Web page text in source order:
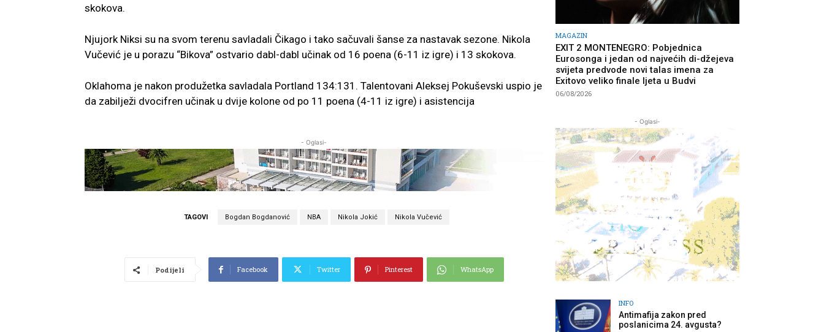
skokova.
Njujork Niksi su na svom terenu savladali Čikago i tako sačuvali šanse za nastavak sezone. Nikola
Vučević je u porazu “Bikova” ostvario dabl-dabl učinak od 16 poena (6-11 iz igre) i 13 skokova.
Oklahoma je nakon produžetka savladala Portland 134:131. Talentovani Aleksej Pokuševski uspio je
da zabilježi dvocifren učinak u dvije kolone od po 11 poena (4-11 iz igre) i asistencija
- Oglasi-
TAGOVI Bogdan Bogdanović NBA Nikola Jokić Nikola Vučević
Podijeli Facebook Twitter Pinterest WhatsApp
MAGAZIN
EXIT 2 MONTENEGRO: Pobjednica
Eurosonga i jedan od najvećih di-džejeva
svijeta predvode novi talas imena za
Exitovo veliko finale ljeta u Budvi
06/08/2026
- Oglasi-
INFO
Antimafija zakon pred
poslanicima 24. avgusta?